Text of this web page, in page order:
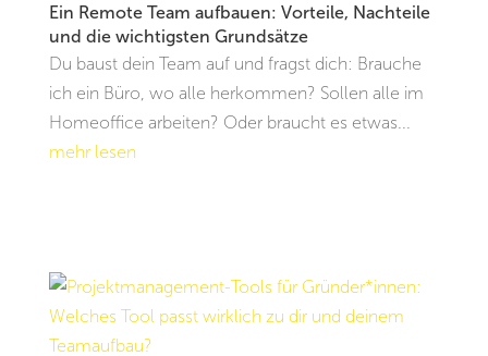
Ein Remote Team aufbauen: Vorteile, Nachteile
und die wichtigsten Grundsätze
Du baust dein Team auf und fragst dich: Brauche
ich ein Büro, wo alle herkommen? Sollen alle im
Homeoffice arbeiten? Oder braucht es etwas...
mehr lesen